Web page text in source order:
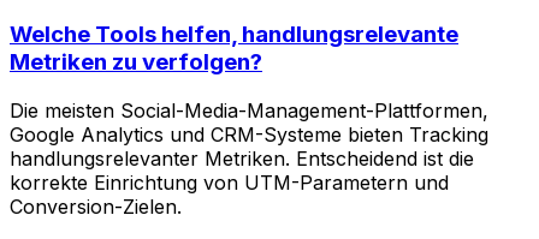
Welche Tools helfen, handlungsrelevante
Metriken zu verfolgen?
Die meisten Social-Media-Management-Plattformen,
Google Analytics und CRM-Systeme bieten Tracking
handlungsrelevanter Metriken. Entscheidend ist die
korrekte Einrichtung von UTM-Parametern und
Conversion-Zielen.